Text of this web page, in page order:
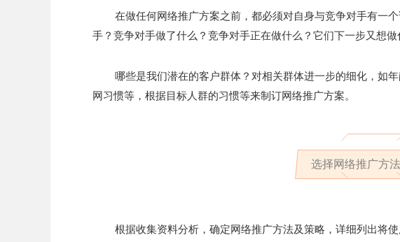
在做任何网络推广方案之前，都必须对自身与竞争对手有一
手？竞争对手做了什么？竞争对手正在做什么？它们下一步又想做
哪些是我们潜在的客户群体？对相关群体进一步的细化，如
网习惯等，根据目标人群的习惯等来制订网络推广方案。
选择网络推广方
根据收集资料分析，确定网络推广方法及策略，详细列出将